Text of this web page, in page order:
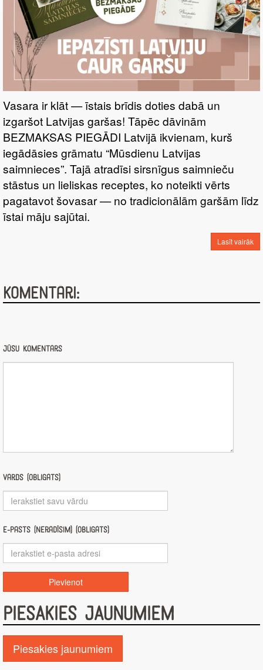
Vasara ir klāt — īstais brīdis doties dabā un
izgaršot Latvijas garšas! Tāpēc dāvinām
BEZMAKSAS PIEGĀDI Latvijā ikvienam, kurš
iegādāsies grāmatu “Mūsdienu Latvijas
saimnieces”. Tajā atradīsi sirsnīgus saimnieču
stāstus un lieliskas receptes, ko noteikti vērts
pagatavot šovasar — no tradicionālām garšām līdz
īstai māju sajūtai.
Lasīt vairāk
Komentāri:
Jūsu komentārs
Vārds (obligāts)
E-pasts (nerādīsim) (obligāts)
PIESAKIES JAUNUMIEM
Piesakies jaunumiem